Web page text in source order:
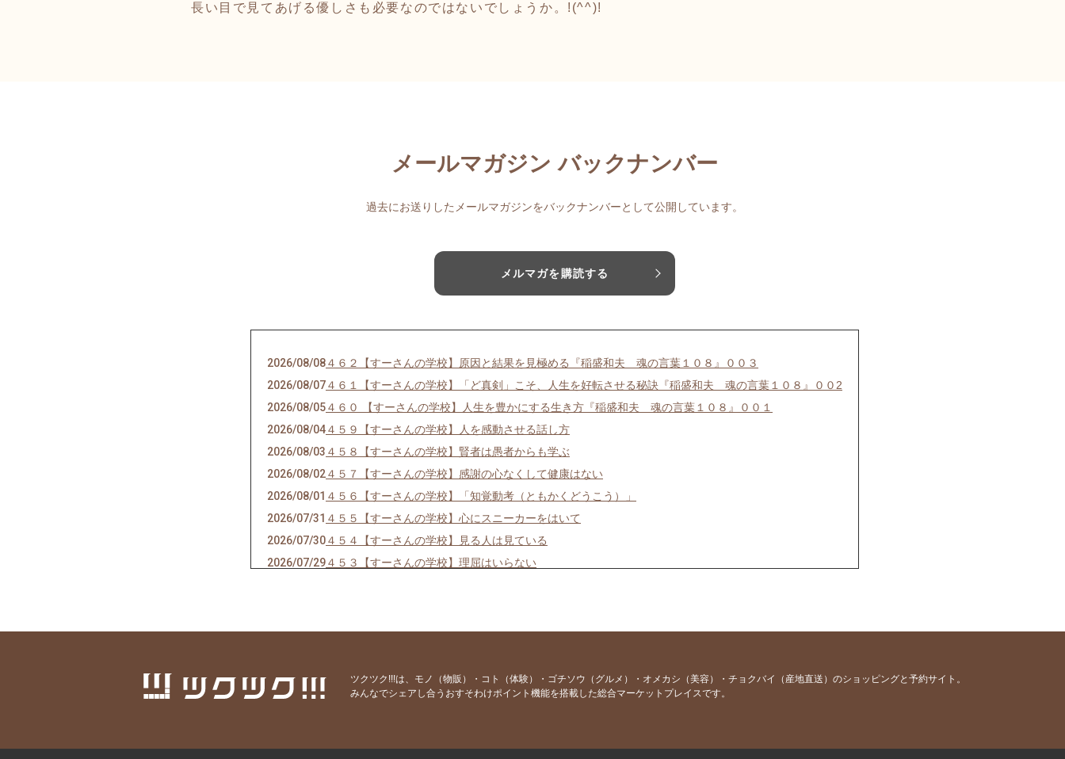
長い目で見てあげる優しさも必要なのではないでしょうか。!(^^)!
メールマガジン バックナンバー
過去にお送りしたメールマガジンをバックナンバーとして公開しています。
メルマガを購読する
2026/08/08４６２【すーさんの学校】原因と結果を見極める『稲盛和夫 魂の言葉１０８』００３
2026/08/07４６１【すーさんの学校】「ど真剣」こそ、人生を好転させる秘訣『稲盛和夫 魂の言葉１０８』００2
2026/08/05４６０ 【すーさんの学校】人生を豊かにする生き方『稲盛和夫 魂の言葉１０８』００１
2026/08/04４５９【すーさんの学校】人を感動させる話し方
2026/08/03 ４５８【すーさんの学校】賢者は愚者からも学ぶ
2026/08/02４５７【すーさんの学校】感謝の心なくして健康はない
2026/08/01 ４５６【すーさんの学校】「知覚動考（ともかくどうこう）」
2026/07/31 ４５５【すーさんの学校】心にスニーカーをはいて
2026/07/30４５４【すーさんの学校】見る人は見ている
2026/07/29４５３【すーさんの学校】理屈はいらない
2026/07/25４５０【すーさんの学校】労働ではなく喜働
４４８【すーさんの学校】本気なら口に出して言う
2026/07/22 ４４７【すーさんの学校】世界で一番謝る日本人
ツクツク!!!は、モノ（物販）・コト（体験）・ゴチソウ（グルメ）・オメカシ（美容）・チョクバイ（産地直送）のショッピングと予約サイト。
みんなでシェアし合うおすそわけポイント機能を搭載した総合マーケットプレイスです。